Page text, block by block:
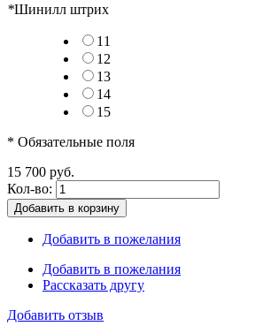
*Шинилл штрих
11
12
13
14
15
* Обязательные поля
15 700 руб.
Кол-во:
Добавить в корзину
Добавить в пожелания
Добавить в пожелания
Рассказать другу
Добавить отзыв